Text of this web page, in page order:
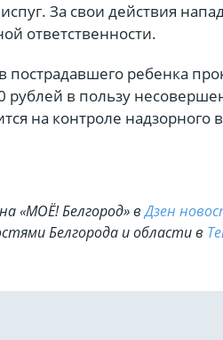
За свои действия
ответственности.
ребенка
рублей в пользу
на контроле надзорного
«МОЁ! Белгород» вДзен
Белгорода и области в